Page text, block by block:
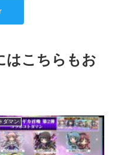
はこちらもお
ダマン